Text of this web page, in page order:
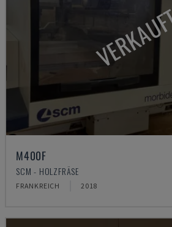
M400F
SCM - HOLZFRÄSE
FRANKREICH 2018